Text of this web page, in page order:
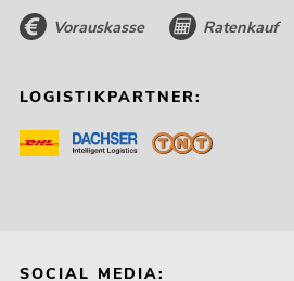
Vorauskasse Ratenkauf
LOGISTIKPARTNER:
SOCIAL MEDIA: